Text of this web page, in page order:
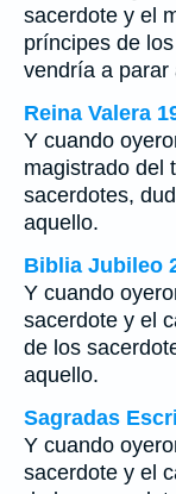
sacerdote y el
príncipes de
vendría a parar
Reina Valera
Y cuando
magistrado del
sacerdotes,
aquello.
Biblia Jubileo
Y cuando
sacerdote y el
de los
aquello.
Sagradas
Y cuando
sacerdote y el